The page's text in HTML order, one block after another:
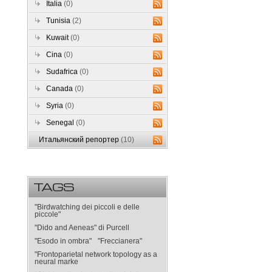
Italia(0)
Tunisia(2)
Kuwait(0)
Cina(0)
Sudafrica(0)
Canada(0)
Syria(0)
Senegal(0)
Итальянский репортер(10)
TAGS
"Birdwatching dei piccoli e delle
piccole"
"Dido and Aeneas" di Purcell
"Esodo in ombra"
"Freccianera"
"Frontoparietal network topology as a
neural marke